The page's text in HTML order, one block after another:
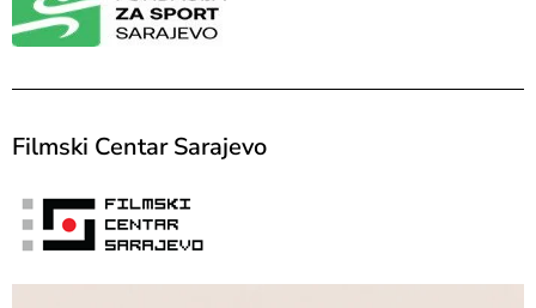
Filmski Centar Sarajevo